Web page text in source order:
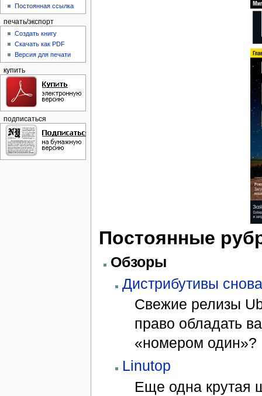
Постоянные
Обзоры
Дистрибутивы
Свежие релизы
право обладать
«номером один»?
Linutop
Еще одна крутая
Постоянная ссылка
печать/экспорт
Создать книгу
Скачать как PDF
Версия для печати
купить
подписаться